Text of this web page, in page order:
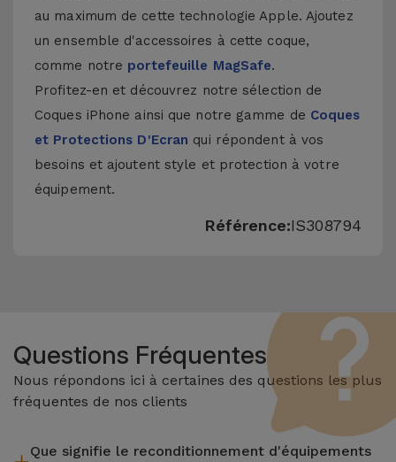
au maximum de cette technologie Apple. Ajoutez
un ensemble d'accessoires à cette coque,
comme notre portefeuille MagSafe.
Profitez-en et découvrez notre sélection de
Coques iPhone ainsi que notre gamme de Coques
et Protections D'Ecran qui répondent à vos
besoins et ajoutent style et protection à votre
équipement.
Référence:IS308794
Questions Fréquentes
Nous répondons ici à certaines des questions les plus
fréquentes de nos clients
Que signifie le reconditionnement d'équipements